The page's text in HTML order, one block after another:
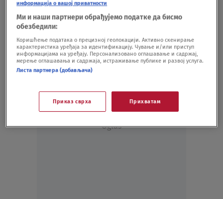
Belorusija: Lukašenko optužio rivala za
korupciju
Pogledajte prvi trejler za seriju "S
ljubavlju, Viktor"
SHOWBIZ27.05.20.
Oglas
информација о вашој приватности
Ми и наши партнери обрађујемо податке да бисмо
обезбедили:
Коришћење података о прецизној геолокацији. Активно скенирање
карактеристика уређаја за идентификацију. Чување и/или приступ
информацијама на уређају. Персонализовано оглашавање и садржај,
мерење оглашавања и садржаја, истраживање публике и развој услуга.
Листа партнера (добављача)
Приказ сврха Прихватам